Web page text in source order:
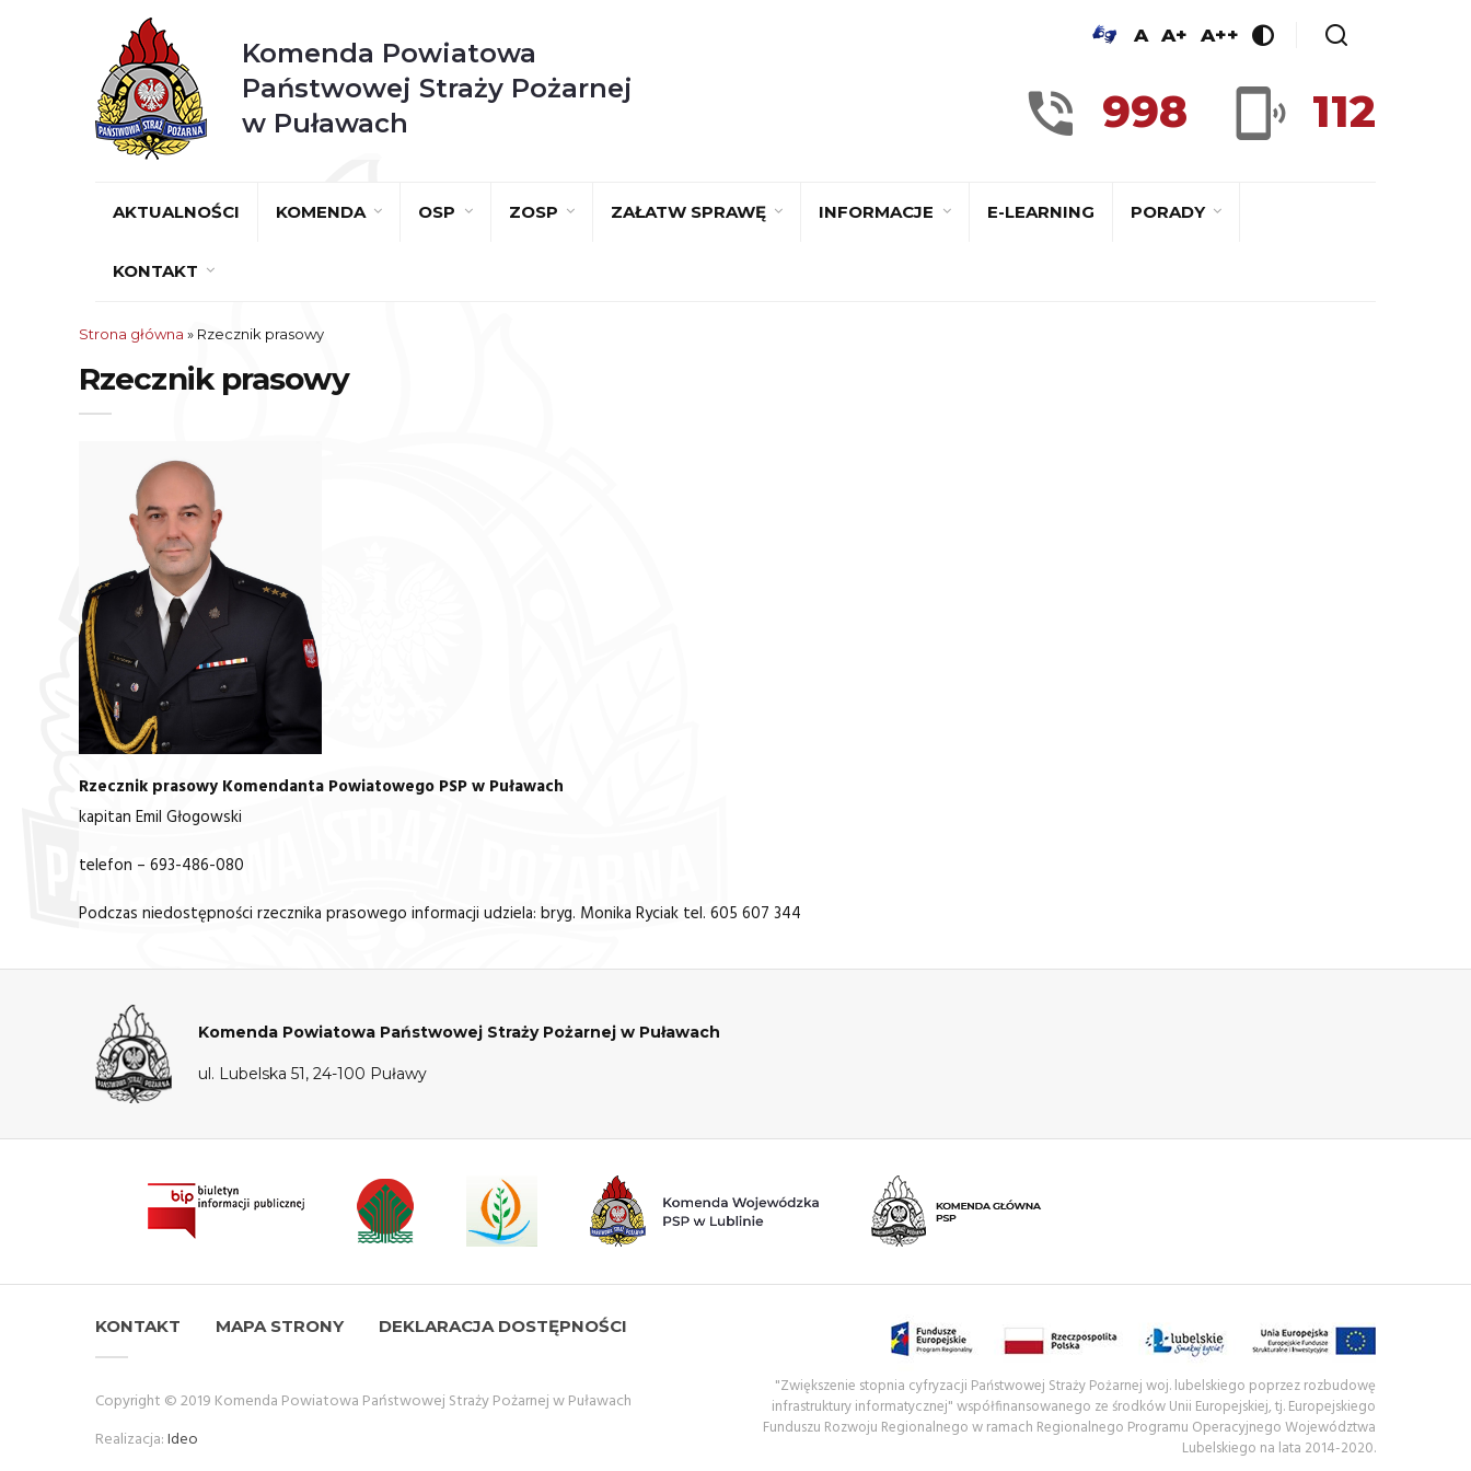
Komenda Powiatowa
Państwowej Straży Pożarnej
w Puławach
A A+ A++
998 112
AKTUALNOŚCI KOMENDA OSP ZOSP ZAŁATW SPRAWĘ INFORMACJE E-LEARNING PORADY
KONTAKT
Strona główna » Rzecznik prasowy
Rzecznik prasowy
Rzecznik prasowy Komendanta Powiatowego PSP w Puławach
kapitan Emil Głogowski
telefon – 693-486-080
Podczas niedostępności rzecznika prasowego informacji udziela: bryg. Monika Ryciak tel. 605 607 344
Komenda Powiatowa Państwowej Straży Pożarnej w Puławach
ul. Lubelska 51, 24-100 Puławy
KONTAKT MAPA STRONY DEKLARACJA DOSTĘPNOŚCI
Copyright © 2019 Komenda Powiatowa Państwowej Straży Pożarnej w Puławach
Realizacja:Ideo
"Zwiększenie stopnia cyfryzacji Państwowej Straży Pożarnej woj. lubelskiego poprzez rozbudowę
infrastruktury informatycznej" współfinansowanego ze środków Unii Europejskiej, tj. Europejskiego
Funduszu Rozwoju Regionalnego w ramach Regionalnego Programu Operacyjnego Województwa
Lubelskiego na lata 2014-2020.